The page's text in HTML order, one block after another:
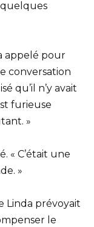
appelé pour
conversation
qu’il n’y avait
furieuse
»
« C’était une
»
Linda prévoyait
le